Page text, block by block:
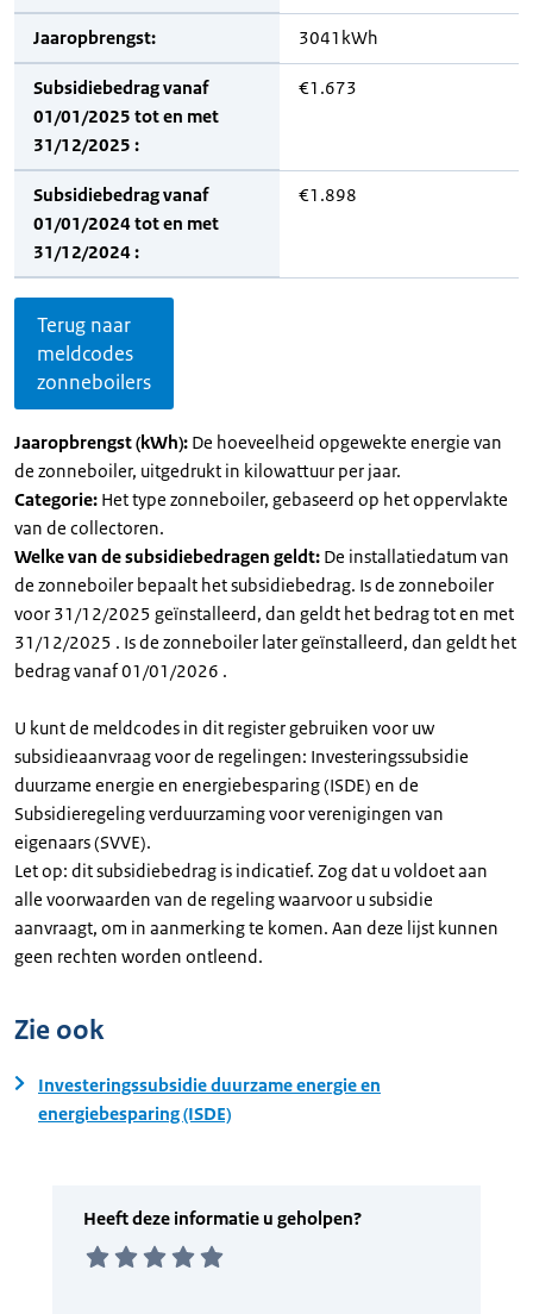
Jaaropbrengst: 3041kWh
Subsidiebedrag vanaf
01/01/2025 tot en met
31/12/2025 :
€1.673
Subsidiebedrag vanaf
01/01/2024 tot en met
31/12/2024 :
€1.898
Terug naar
meldcodes
zonneboilers
Jaaropbrengst (kWh): De hoeveelheid opgewekte energie van
de zonneboiler, uitgedrukt in kilowattuur per jaar.
Categorie: Het type zonneboiler, gebaseerd op het oppervlakte
van de collectoren.
Welke van de subsidiebedragen geldt: De installatiedatum van
de zonneboiler bepaalt het subsidiebedrag. Is de zonneboiler
voor 31/12/2025 geïnstalleerd, dan geldt het bedrag tot en met
31/12/2025 . Is de zonneboiler later geïnstalleerd, dan geldt het
bedrag vanaf 01/01/2026 .
U kunt de meldcodes in dit register gebruiken voor uw
subsidieaanvraag voor de regelingen: Investeringssubsidie
duurzame energie en energiebesparing (ISDE) en de
Subsidieregeling verduurzaming voor verenigingen van
eigenaars (SVVE).
Let op: dit subsidiebedrag is indicatief. Zog dat u voldoet aan
alle voorwaarden van de regeling waarvoor u subsidie
aanvraagt, om in aanmerking te komen. Aan deze lijst kunnen
geen rechten worden ontleend.
Zie ook
Investeringssubsidie duurzame energie en
energiebesparing (ISDE)